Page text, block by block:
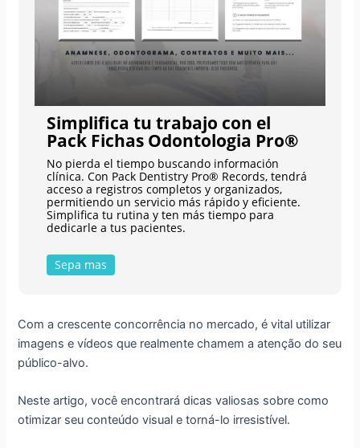
Simplifica tu trabajo con el
Pack Fichas Odontologia Pro®
No pierda el tiempo buscando información
clínica. Con Pack Dentistry Pro® Records, tendrá
acceso a registros completos y organizados,
permitiendo un servicio más rápido y eficiente.
Simplifica tu rutina y ten más tiempo para
dedicarle a tus pacientes.
Sepa mas
Com a crescente concorrência no mercado, é vital utilizar
imagens e vídeos que realmente chamem a atenção do seu
público-alvo.
Neste artigo, você encontrará dicas valiosas sobre como
otimizar seu conteúdo visual e torná-lo irresistível.